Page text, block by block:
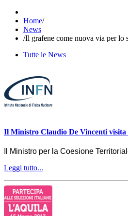
Home/
News
/Il grafene come nuova via per lo
Tutte le News
Il Ministro Claudio De Vincenti
Il Ministro per la Coesione
Leggi tutto...